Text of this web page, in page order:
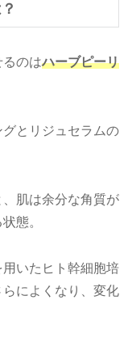
るのはハーブピーリ
とリジュセラムの
肌は余分な角質が
態。
いたヒト幹細胞培
によくなり、変化